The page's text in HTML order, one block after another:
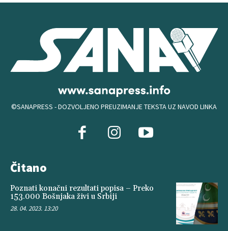
©SANAPRESS - DOZVOLJENO PREUZIMANJE TEKSTA UZ NAVOD LINKA
Čitano
Poznati konačni rezultati popisa – Preko
153.000 Bošnjaka živi u Srbiji
28. 04. 2023. 13:20